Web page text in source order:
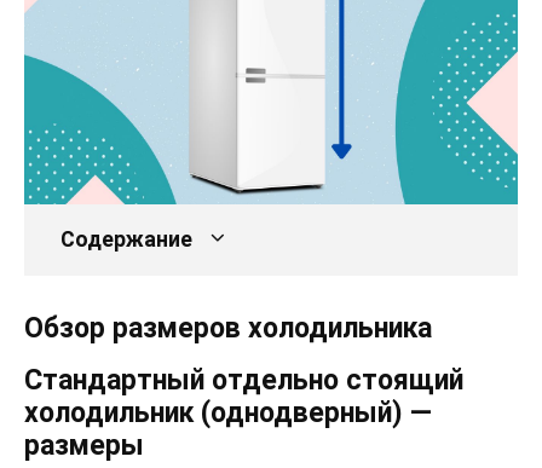
Содержание
Обзор размеров холодильника
Стандартный отдельно стоящий
холодильник (однодверный) —
размеры